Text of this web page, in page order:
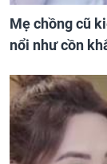
Mẹ chồng cũ
nổi như cồn